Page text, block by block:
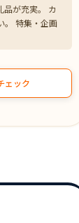
品が充実。 カ
。 特集・企画
ェック